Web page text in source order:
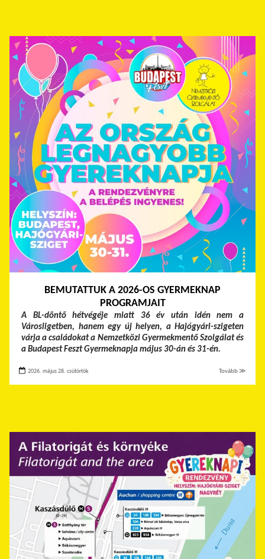
BEMUTATTUK A 2026-OS GYERMEKNAP
PROGRAMJAIT
A BL-döntő hétvégéje miatt 36 év után idén nem a
Városligetben, hanem egy új helyen, a Hajógyári-szigeten
várja a családokat a Nemzetközi Gyermekmentő Szolgálat és
a Budapest Feszt Gyermeknapja május 30-án és 31-én.
2026. május 28. csütörtök Tovább ≫